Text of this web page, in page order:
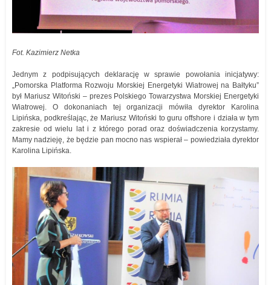
Fot. Kazimierz Netka
Jednym z podpisujących deklarację w sprawie powołania inicjatywy:
„Pomorska Platforma Rozwoju Morskiej Energetyki Wiatrowej na Bałtyku”
był Mariusz Witoński – prezes Polskiego Towarzystwa Morskiej Energetyki
Wiatrowej. O dokonaniach tej organizacji mówiła dyrektor Karolina
Lipińska, podkreślając, że Mariusz Witoński to guru offshore i działa w tym
zakresie od wielu lat i z którego porad oraz doświadczenia korzystamy.
Mamy nadzieję, że będzie pan mocno nas wspierał – powiedziała dyrektor
Karolina Lipińska.